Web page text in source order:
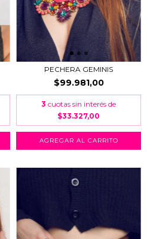
PECHERA GEMINIS
$99.981,00
3 cuotas sin interés de
$33.327,00